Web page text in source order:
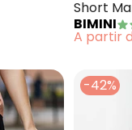
Short
BIMINI
A partir
-42%